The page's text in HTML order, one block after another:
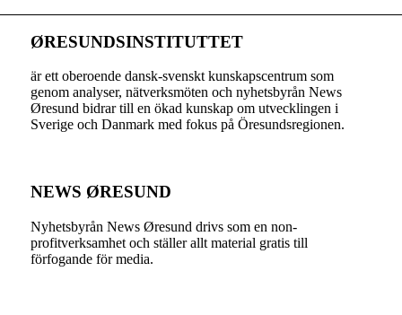
ØRESUNDSINSTITUTTET
är ett oberoende dansk-svenskt kunskapscentrum som
genom analyser, nätverksmöten och nyhetsbyrån News
Øresund bidrar till en ökad kunskap om utvecklingen i
Sverige och Danmark med fokus på Öresundsregionen.
NEWS ØRESUND
Nyhetsbyrån News Øresund drivs som en non-
profitverksamhet och ställer allt material gratis till
förfogande för media.